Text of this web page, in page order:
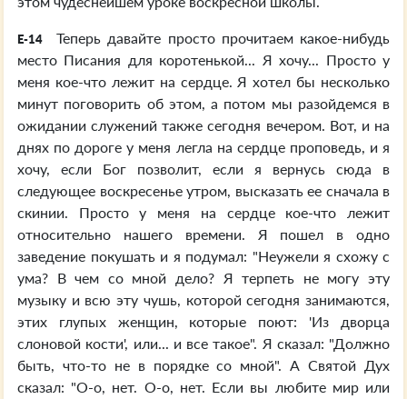
E-14
Теперь давайте просто прочитаем какое-нибудь
место Писания для коротенькой... Я хочу... Просто у
меня кое-что лежит на сердце. Я хотел бы несколько
минут поговорить об этом, а потом мы разойдемся в
ожидании служений также сегодня вечером. Вот, и на
днях по дороге у меня легла на сердце проповедь, и я
хочу, если Бог позволит, если я вернусь сюда в
следующее воскресенье утром, высказать ее сначала в
скинии. Просто у меня на сердце кое-что лежит
относительно нашего времени. Я пошел в одно
заведение покушать и я подумал: "Неужели я схожу с
ума? В чем со мной дело? Я терпеть не могу эту
музыку и всю эту чушь, которой сегодня занимаются,
этих глупых женщин, которые поют: 'Из дворца
слоновой кости', или... и все такое". Я сказал: "Должно
быть, что-то не в порядке со мной". А Святой Дух
сказал: "О-о, нет. О-о, нет. Если вы любите мир или